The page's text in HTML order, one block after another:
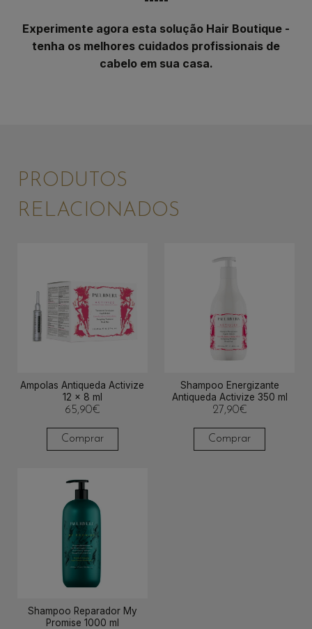
Experimente agora esta solução Hair Boutique -
tenha os melhores cuidados profissionais de
cabelo em sua casa.
PRODUTOS
RELACIONADOS
Ampolas Antiqueda Activize
12 x 8 ml
65,90€
Comprar
Shampoo Energizante
Antiqueda Activize 350 ml
27,90€
Comprar
Shampoo Reparador My
Promise 1000 ml